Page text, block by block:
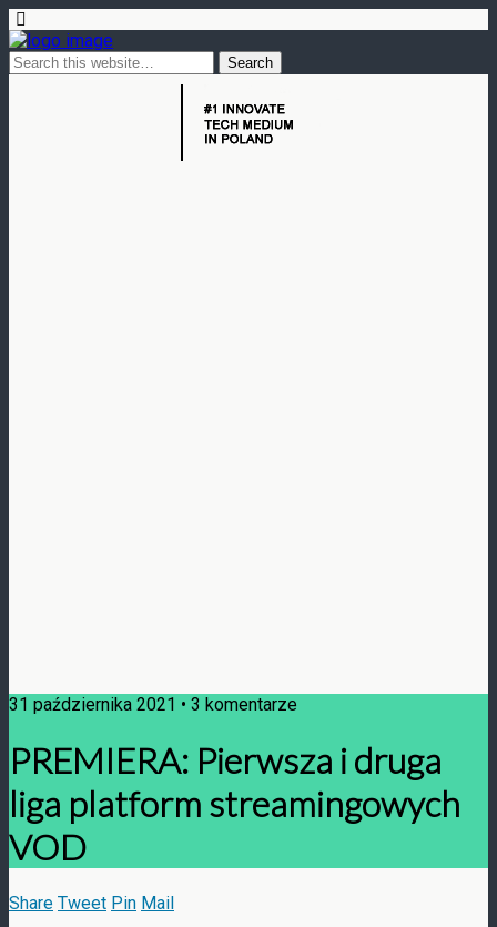
31 października 2021 • 3 komentarze
PREMIERA: Pierwsza i druga
liga platform streamingowych
VOD
Share Tweet Pin Mail